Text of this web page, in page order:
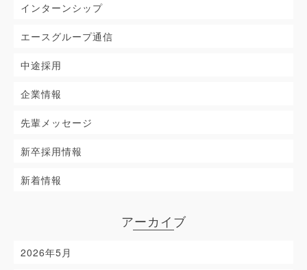
インターンシップ
エースグループ通信
中途採用
企業情報
先輩メッセージ
新卒採用情報
新着情報
アーカイブ
2026年5月